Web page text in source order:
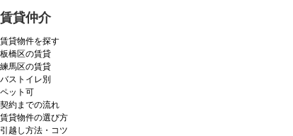
賃貸仲介
賃貸物件を探す
板橋区の賃貸
練馬区の賃貸
バストイレ別
ペット可
契約までの流れ
賃貸物件の選び方
引越し方法・コツ